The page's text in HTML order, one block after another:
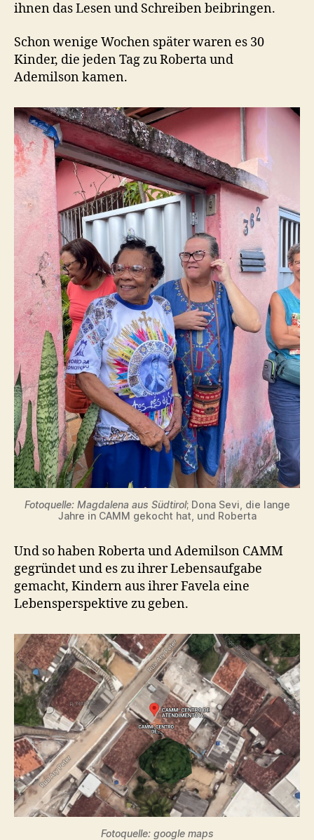
ihnen das Lesen und Schreiben beibringen.
Schon wenige Wochen später waren es 30
Kinder, die jeden Tag zu Roberta und
Ademilson kamen.
Fotoquelle: Magdalena aus Südtirol; Dona Sevi, die lange
Jahre in CAMM gekocht hat, und Roberta
Und so haben Roberta und Ademilson CAMM
gegründet und es zu ihrer Lebensaufgabe
gemacht, Kindern aus ihrer Favela eine
Lebensperspektive zu geben.
Fotoquelle: google maps